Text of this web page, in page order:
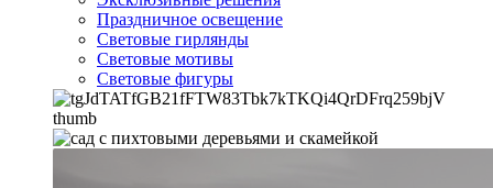
Праздничное освещение
Световые гирлянды
Световые мотивы
Световые фигуры